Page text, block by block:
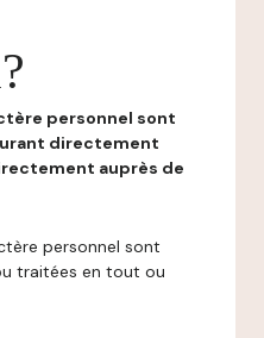
personnel sont
directement
auprès de
personnel sont
traitées en tout ou